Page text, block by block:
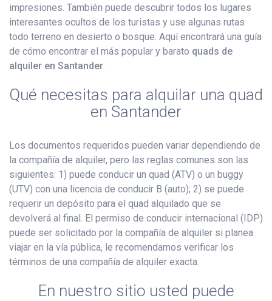
impresiones. También puede descubrir todos los lugares
interesantes ocultos de los turistas y use algunas rutas
todo terreno en desierto o bosque. Aquí encontrará una guía
de cómo encontrar el más popular y barato quads de
alquiler en Santander.
Qué necesitas para alquilar una quad
en Santander
Los documentos requeridos pueden variar dependiendo de
la compañía de alquiler, pero las reglas comunes son las
siguientes: 1) puede conducir un quad (ATV) o un buggy
(UTV) con una licencia de conducir B (auto); 2) se puede
requerir un depósito para el quad alquilado que se
devolverá al final. El permiso de conducir internacional (IDP)
puede ser solicitado por la compañía de alquiler si planea
viajar en la vía pública, le recomendamos verificar los
términos de una compañía de alquiler exacta.
En nuestro sitio usted puede